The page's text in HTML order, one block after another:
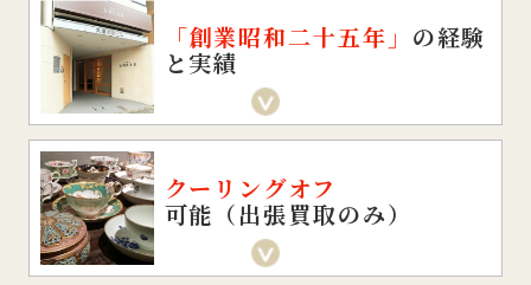
「創業昭和二十五年」 の経験
と実績
クーリングオフ
可能（出張買取のみ）